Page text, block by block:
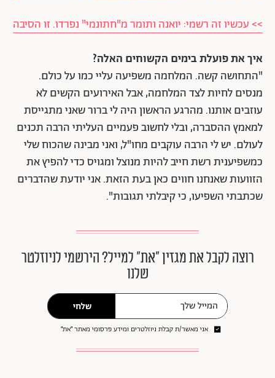
>> עכשיו זה רשמי: יואנה ותומר מ"חתונמי" נפרדו. זו הסיבה
איך את פועלת בימים הקשוחים האלה?
"התחושה קשה. המלחמה משפיעה עליי כמו על כולם.
מנסים לחיות לצד המלחמה, אבל האירועים הקשים לא
עוזבים אותנו. מהרגע הראשון היה לי ברור שאני מתגייסת
למאמץ ההסברה, ובלי לחשוב פעמיים העליתי הרבה תכנים
לעולם. יש לי הרבה עוקבים מחו"ל, ואני מבינה שהכוח שלי
כמשפיענית רשת חייב להיות מנוצל ומגויס כדי להפיץ את
הזוועות שאנחנו חווים כאן בעת הזאת. אני יודעת שהדברים
שכתבתי השפיעו, כי קיבלתי תגובות".
רוצה לקבל את מגזין ״את״ למייל? הירשמי לניוזלטר
שלנו
שלחי
אני מאשר/ת קבלת ניוזלטרים ומידע פרסומי מאתר ״את״